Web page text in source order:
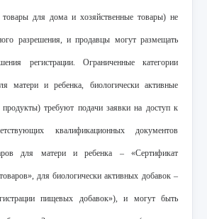
товары для дома и хозяйственные товары) не
разрешения, и продавцы могут размещать
регистрации. Ограниченные категории
матери и ребенка, биологически активные
продукты) требуют подачи заявки на доступ к
квалификационных документов
для матери и ребенка – «Сертификат
для биологически активных добавок –
пищевых добавок»), и могут быть